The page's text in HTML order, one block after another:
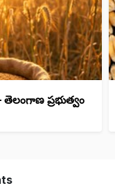
ప్రభుత్వం